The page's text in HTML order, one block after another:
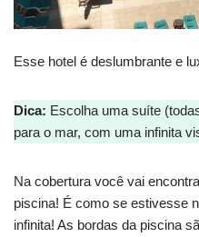
Esse hotel é deslumbrante e
Dica: Escolha uma suíte
para o mar, com uma infinita
Na cobertura você vai
piscina! É como se estivesse
infinita! As bordas da piscina